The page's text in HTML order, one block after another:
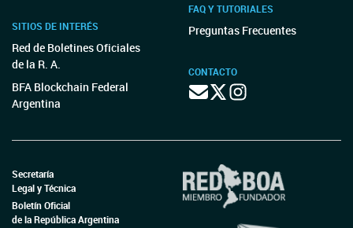
SITIOS DE INTERÉS
Red de Boletines Oficiales
de la R. A.
BFA Blockchain Federal
Argentina
FAQ Y TUTORIALES
Preguntas Frecuentes
CONTACTO
Secretaría
Legal y Técnica
Boletín Oficial
de la República Argentina